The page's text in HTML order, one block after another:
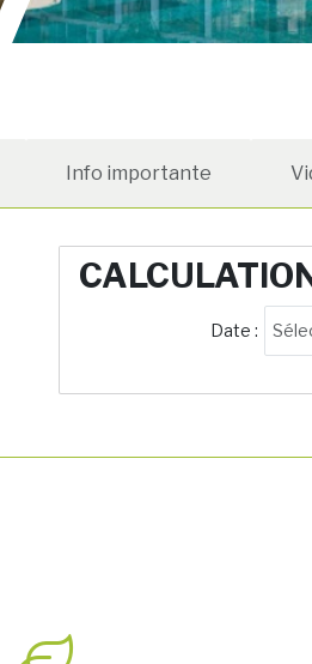
Info importante
Date :